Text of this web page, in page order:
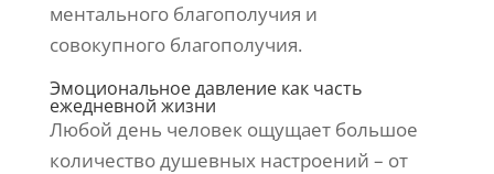
ментального благополучия и
совокупного благополучия.
Эмоциональное давление как часть
ежедневной жизни
Любой день человек ощущает большое
количество душевных настроений – от